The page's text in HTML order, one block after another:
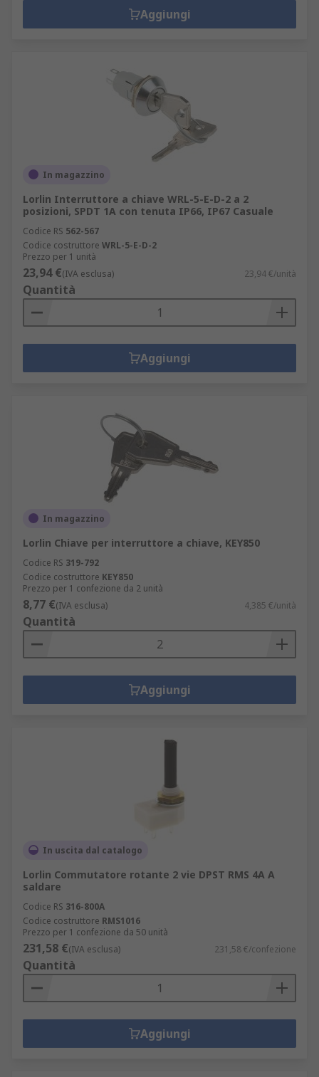
Aggiungi
In magazzino
Lorlin Interruttore a chiave WRL-5-E-D-2 a 2
posizioni, SPDT 1A con tenuta IP66, IP67 Casuale
Codice RS 562-567
Codice costruttore WRL-5-E-D-2
Prezzo per 1 unità
23,94 €(IVA esclusa) 23,94 €/unità
Quantità
Aggiungi
In magazzino
Lorlin Chiave per interruttore a chiave, KEY850
Codice RS 319-792
Codice costruttore KEY850
Prezzo per 1 confezione da 2 unità
8,77 €(IVA esclusa) 4,385 €/unità
Quantità
Aggiungi
In uscita dal catalogo
Lorlin Commutatore rotante 2 vie DPST RMS 4A A
saldare
Codice RS 316-800A
Codice costruttore RMS1016
Prezzo per 1 confezione da 50 unità
231,58 €(IVA esclusa) 231,58 €/confezione
Quantità
Aggiungi